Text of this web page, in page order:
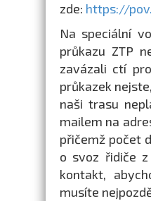
zde: https://
Na speciální
průkazu ZTP
zavázali ctí
průkazek
naši trasu
mailem na
přičemž počet
o svoz řidiče
kontakt,
musíte